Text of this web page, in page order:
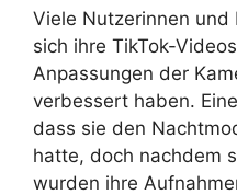
Viele Nutzerinnen
sich ihre TikTok-
Anpassungen der
verbessert haben.
dass sie den
hatte, doch nachdem
wurden ihre